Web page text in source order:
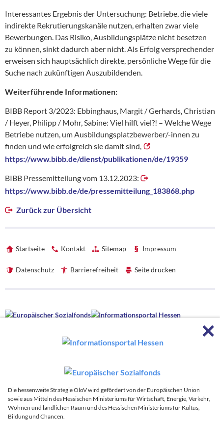
Die hessenweite Strategie OloV wird gefördert von der Europäischen Union
sowie aus Mitteln des Hessischen Ministeriums für Wirtschaft, Energie, Verkehr,
Wohnen und ländlichen Raum und des Hessischen Ministeriums für Kultus,
Bildung und Chancen.
Interessantes Ergebnis der Untersuchung: Betriebe, die viele
indirekte Rekrutierungskanäle nutzen, erhalten zwar viele
Bewerbungen. Das Risiko, Ausbildungsplätze nicht besetzen
zu können, sinkt dadurch aber nicht. Als Erfolg versprechender
erweisen sich hauptsächlich direkte, persönliche Wege für die
Suche nach zukünftigen Auszubildenden.
Weiterführende Informationen:
BIBB Report 3/2023: Ebbinghaus, Margit / Gerhards, Christian
/ Heyer, Philipp / Mohr, Sabine: Viel hilft viel?! – Welche Wege
Betriebe nutzen, um Ausbildungsplatzbewerber/-innen zu
finden und wie erfolgreich sie damit sind,
https://www.bibb.de/dienst/publikationen/de/19359
BIBB Pressemitteilung vom 13.12.2023:
https://www.bibb.de/de/pressemitteilung_183868.php
Zurück zur Übersicht
Startseite Kontakt Sitemap Impressum
Datenschutz Barrierefreiheit Seite drucken
Die hessenweite Strategie OloV wird gefördert von der Europäischen
Union sowie aus Mitteln des Hessischen Ministeriums für Wirtschaft,
Ministeriums für Kultus, Bildung und Chancen.
Die hessenweite Strategie OloV wird koordiniert von: